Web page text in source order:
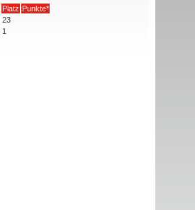
Platz Punkte*
23
1